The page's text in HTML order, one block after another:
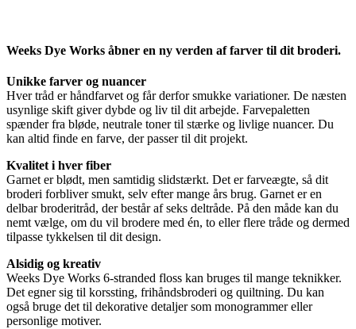
Weeks Dye Works åbner en ny verden af farver til dit broderi.
Unikke farver og nuancer
Hver tråd er håndfarvet og får derfor smukke variationer. De næsten
usynlige skift giver dybde og liv til dit arbejde. Farvepaletten
spænder fra bløde, neutrale toner til stærke og livlige nuancer. Du
kan altid finde en farve, der passer til dit projekt.
Kvalitet i hver fiber
Garnet er blødt, men samtidig slidstærkt. Det er farveægte, så dit
broderi forbliver smukt, selv efter mange års brug. Garnet er en
delbar broderitråd, der består af seks deltråde. På den måde kan du
nemt vælge, om du vil brodere med én, to eller flere tråde og dermed
tilpasse tykkelsen til dit design.
Alsidig og kreativ
Weeks Dye Works 6-stranded floss kan bruges til mange teknikker.
Det egner sig til korssting, frihåndsbroderi og quiltning. Du kan
også bruge det til dekorative detaljer som monogrammer eller
personlige motiver.